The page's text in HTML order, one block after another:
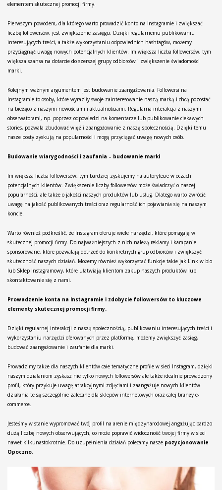
elementem skutecznej promocji firmy.
Pierwszym powodem, dla którego warto prowadzić konto na Instagramie i zwiększać
liczbę followersów, jest zwiększenie zasięgu. Dzięki regularnemu publikowaniu
interesujących treści, a także wykorzystaniu odpowiednich hashtagów, możemy
przyciągnąć uwagę nowych potencjalnych klientów. Im większa liczba followersów, tym
większa szansa na dotarcie do szerszej grupy odbiorców i zwiększenie świadomości
marki.
Kolejnym ważnym argumentem jest budowanie zaangażowania. Followersi na
Instagramie to osoby, które wyraziły swoje zainteresowanie naszą marką i chcą pozostać
na bieżąco z naszymi nowościami i aktualnościami. Regularna interakcja z naszymi
obserwatorami, np. poprzez odpowiedzi na komentarze lub publikowanie ciekawych
stories, pozwala zbudować więź i zaangażowanie z naszą społecznością. Dzięki temu
nasze posty zyskują na popularności i mogą przyciągać uwagę nowych osób.
Budowanie wiarygodności i zaufania – budowanie marki
Im większa liczba followersów, tym bardziej zyskujemy na autorytecie w oczach
potencjalnych klientów. Zwiększenie liczby followersów może świadczyć o naszej
popularności, ale także o jakości naszych produktów lub usług. Dlatego warto zwrócić
uwagę na jakość publikowanych treści oraz regularność ich pojawiania się na naszym
koncie.
Warto również podkreślić, że Instagram oferuje wiele narzędzi, które pomagają w
skutecznej promocji firmy. Do najważniejszych z nich należą reklamy i kampanie
sponsorowane, które pozwalają dotrzeć do konkretnych grup odbiorców i zwiększyć
skuteczność naszych działań. Możemy również wykorzystać funkcje takie jak Link w bio
lub Sklep Instagramowy, które ułatwiają klientom zakup naszych produktów lub
skontaktowanie się z nami.
Prowadzenie konta na Instagramie i zdobycie followersów to kluczowe
elementy skutecznej promocji firmy.
Dzięki regularnej interakcji z naszą społecznością, publikowaniu interesujących treści i
wykorzystaniu narzędzi oferowanych przez platformę, możemy zwiększyć zasięg,
budować zaangażowanie i zaufanie dla marki.
Prowadzimy także dla naszych klientów całe tematyczne profile w sieci Instagram, dzięki
naszym działaniom zyskasz nie tylko nowych followersów ale także idealnie prowadzony
profil, który przykuje uwagę atrakcyjnymi zdjęciami i zaangażuje nowych klientów.
działania te są szczególnie zalecane dla sklepów internetowych oraz całej branży e-
commerce.
Jesteśmy w stanie wypromować twój profil na arenie międzynarodowej angażując bardzo
dużą liczbę nowych obserwujących, co może poprawić widoczność twojej firmy w sieci
nawet kilkunastokrotnie. Do uzupełnienia działań polecamy nasze pozycjonowanie
Opoczno.